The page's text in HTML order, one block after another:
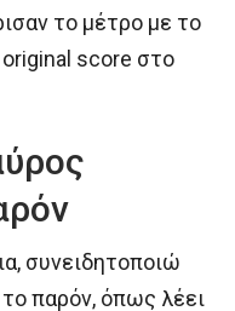
το μέτρο με το
original score στο
συνειδητοποιώ
παρόν, όπως λέει